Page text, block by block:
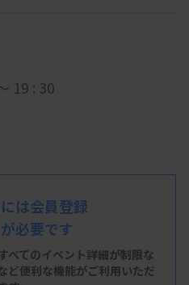
19 : 30
は会員登録
が必要です
べてのイベント詳細が制限な
ど便利な機能がご利用いただ